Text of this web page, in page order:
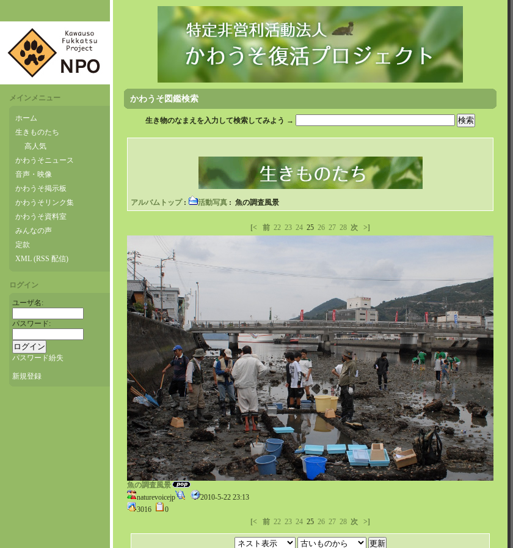
メインメニュー
ホーム
生きものたち
高人気
かわうそニュース
音声・映像
かわうそ掲示板
かわうそリンク集
かわうそ資料室
みんなの声
定款
XML (RSS 配信)
ログイン
ユーザ名:
パスワード:
パスワード紛失
新規登録
かわうそ図鑑検索
生き物のなまえを入力して検索してみよう →
アルバムトップ: 活動写真 : 魚の調査風景
[< 前 22 23 24 25 26 27 28 次 >]
魚の調査風景
naturevoicejp
2010-5-22 23:13
3016
0
[<
前 22 23 24 25 26 27 28 次 >]